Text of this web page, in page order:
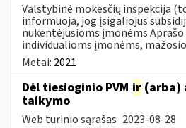
Valstybinė mokesčių inspekcija
informuoja, jog įsigaliojus
nukentėjusioms įmonėms
individualioms įmonėms,
Metai: 2021
Dėl tiesioginio PVM ir (arba)
taikymo
Web turinio sąrašas 2023-08-28